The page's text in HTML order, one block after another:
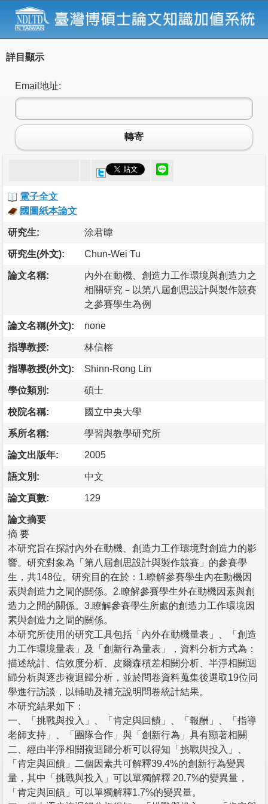
詳目顯示
Email地址:
轉寄
電子全文
國圖紙本論文
研究生: 涂君暐
研究生(外文): Chun-Wei Tu
論文名稱:
內外在動機、創造力工作環境與創造力之
相關研究－以第八屆創思設計與製作競賽
之參賽學生為例
論文名稱(外文): none
指導教授: 林信榕
指導教授(外文): Shinn-Rong Lin
學位類別: 碩士
校院名稱: 國立中央大學
系所名稱: 學習與教學研究所
論文出版年: 2005
語文別: 中文
論文頁數: 129
論文摘要
摘 要
本研究旨在探討內外在動機、創造力工作環境對創造力的影
響。研究對象為「第八屆創思設計與製作競賽」的參賽學
生，共148位。研究目的在於：1.瞭解參賽學生內在動機因
素與創造力之間的關係。2.瞭解參賽學生外在動機因素與創
造力之間的關係。3.瞭解參賽學生所處的創造力工作環境因
素與創造力之間的關係。
本研究所使用的研究工具包括「內外在動機量表」、「創造
力工作環境量表」及「創新行為量表」，資料分析方式為：
描述統計、信效度分析、皮爾森積差相關分析、半淨相關迴
歸分析與逐步複迴歸分析，並於問卷資料蒐集後選取19位同
學進行訪談，以輔助及補充說明問卷統計結果。
本研究結果如下：
一、「挑戰與投入」、「肯定與回饋」、「報酬」、「指導
老師支持」、「團隊合作」與「創新行為」具有顯著相關
二、經由半淨相關複迴歸分析可以得知「挑戰與投入」、
「肯定與回饋」二個因素共可解釋39.4%的創新行為變異
量，其中「挑戰與投入」可以單獨解釋 20.7%的變異量，
「肯定與回饋」可以單獨解釋1.7%的變異量。